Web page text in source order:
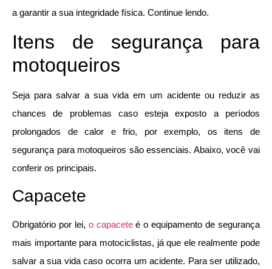
a garantir a sua integridade física. Continue lendo.
Itens de segurança para
motoqueiros
Seja para salvar a sua vida em um acidente ou reduzir as
chances de problemas caso esteja exposto a períodos
prolongados de calor e frio, por exemplo, os itens de
segurança para motoqueiros são essenciais. Abaixo, você vai
conferir os principais.
Capacete
Obrigatório por lei, o capaceteé o equipamento de segurança
mais importante para motociclistas, já que ele realmente pode
salvar a sua vida caso ocorra um acidente. Para ser utilizado,